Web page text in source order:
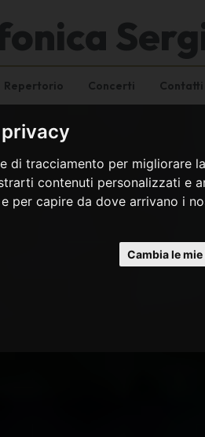
di tracciamento per migliorare
contenuti personalizzati e
per capire da dove arrivano i
Cambia le
Repertorio Concerti Contatti